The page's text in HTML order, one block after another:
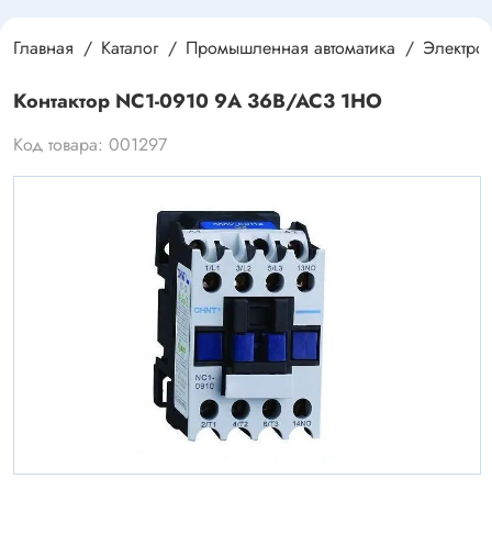
Главная Каталог Промышленная автоматика
Контактор NC1-0910 9А 36В/АС3 1НО
Код товара: 001297